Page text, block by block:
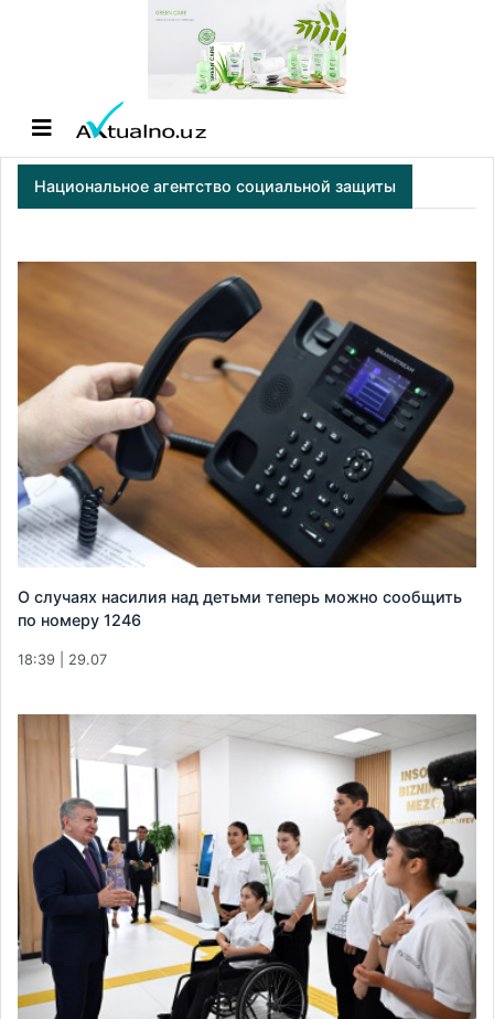
Национальное агентство социальной защиты
О случаях насилия над детьми теперь можно сообщить
по номеру 1246
18:39 | 29.07